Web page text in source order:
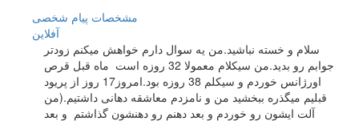
مشخصات پیام شخصی
آفلاين
سلام و خسته نباشید.من یه سوال دارم خواهش میکنم زودتر
جوابم رو بدید.من سیکلام معمولا 32 روزه است ماه قبل قرص
اورژانس خوردم و سیکلم 38 روزه بود.امروز17 روز از پریود
قبلیم میگذره ببخشید من و نامزدم معاشقه دهانی داشتیم.(من
آلت ایشون رو خوردم و بعد دهنم رو دهنشون گذاشتم و بعد